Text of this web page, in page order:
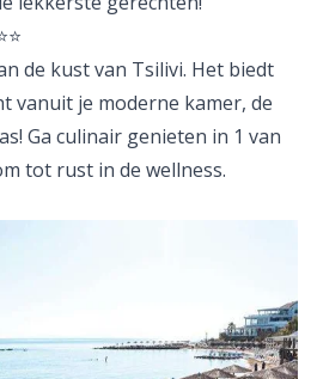
de kust van Tsilivi. Het biedt
vanuit je moderne kamer, de
Ga culinair genieten in 1 van
tot rust in de wellness.